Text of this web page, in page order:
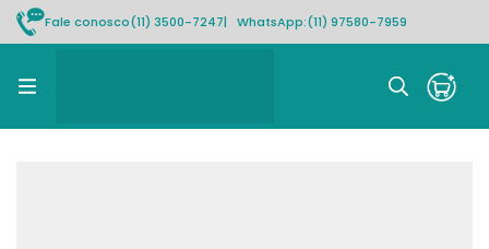
Fale conosco(11) 3500-7247| WhatsApp:(11) 97580-7959